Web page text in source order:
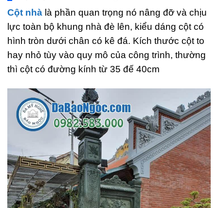
Cột nhà là phần quan trọng nó nâng đỡ và chịu
lực toàn bộ khung nhà đè lên, kiểu dáng cột có
hình tròn dưới chân có kê đá. Kích thước cột to
hay nhỏ tùy vào quy mô của công trình, thường
thì cột có đường kính từ 35 đế 40cm